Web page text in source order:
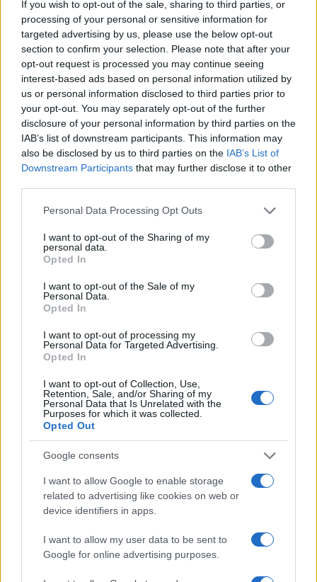
If you wish to opt-out of the sale, sharing to third parties, or
processing of your personal or sensitive information for
targeted advertising by us, please use the below opt-out
section to confirm your selection. Please note that after your
opt-out request is processed you may continue seeing
interest-based ads based on personal information utilized by
us or personal information disclosed to third parties prior to
your opt-out. You may separately opt-out of the further
disclosure of your personal information by third parties on the
IAB’s list of downstream participants. This information may
also be disclosed by us to third parties on the IAB’s List of
Downstream Participants that may further disclose it to other
Please note that this website/app uses one or more Google
not limited to your visit or usage behaviour. You may click to
grant or deny consent to Google and its third-party tags to
use your data for below specified purposes in below Google
consent section.
Personal Data Processing Opt Outs
I want to opt-out of the Sharing of my
personal data.
Opted In
I want to opt-out of the Sale of my
Personal Data.
Opted In
I want to opt-out of processing my
Personal Data for Targeted Advertising.
Opted In
I want to opt-out of Collection, Use,
Retention, Sale, and/or Sharing of my
Personal Data that Is Unrelated with the
Purposes for which it was collected.
Opted Out
Google consents
I want to allow Google to enable storage
related to advertising like cookies on web or
device identifiers in apps.
I want to allow my user data to be sent to
Google for online advertising purposes.
AUTORE
AiAdhubMedia
Continua a leggere